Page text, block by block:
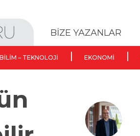
BİZE YAZANLAR
BILIM – TEKNOLOJI EKONOMI